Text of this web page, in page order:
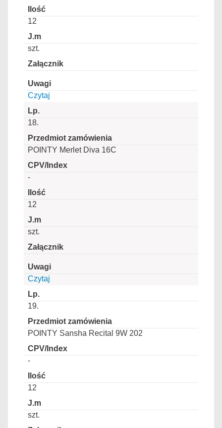
12
szt.
Czytaj
18.
POINTY Merlet Diva 16C
-
12
szt.
Czytaj
19.
POINTY Sansha Recital 9W 202
-
12
szt.